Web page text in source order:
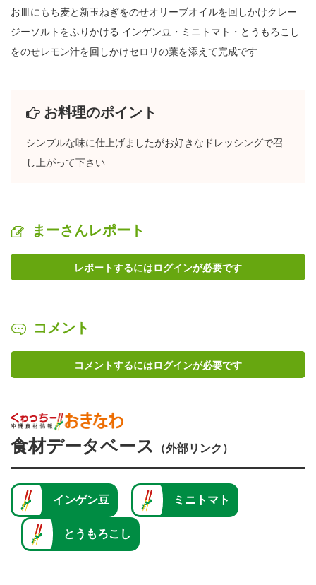
お皿にもち麦と新玉ねぎをのせオリーブオイルを回しかけクレー
ジーソルトをふりかける インゲン豆・ミニトマト・とうもろこし
をのせレモン汁を回しかけセロリの葉を添えて完成です
お料理のポイント
シンプルな味に仕上げましたがお好きなドレッシングで召
し上がって下さい
まーさんレポート
レポートするにはログインが必要です
コメント
コメントするにはログインが必要です
食材データベース （外部リンク）
インゲン豆 ミニトマト
とうもろこし